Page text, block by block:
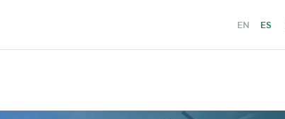
EN ES